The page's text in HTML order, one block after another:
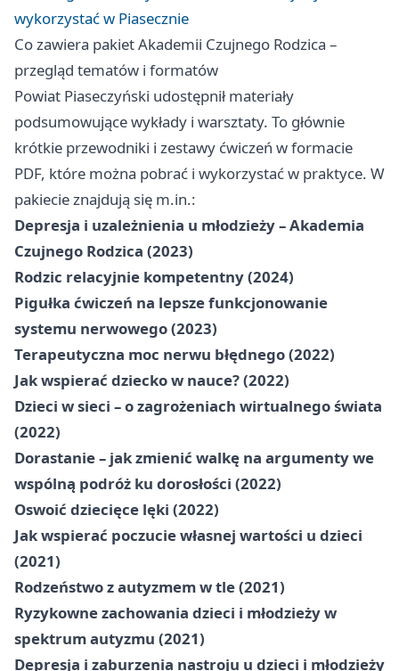
wykorzystać w Piasecznie
Co zawiera pakiet Akademii Czujnego Rodzica –
przegląd tematów i formatów
Powiat Piaseczyński udostępnił materiały
podsumowujące wykłady i warsztaty. To głównie
krótkie przewodniki i zestawy ćwiczeń w formacie
PDF, które można pobrać i wykorzystać w praktyce. W
pakiecie znajdują się m.in.:
Depresja i uzależnienia u młodzieży – Akademia
Czujnego Rodzica (2023)
Rodzic relacyjnie kompetentny (2024)
Pigułka ćwiczeń na lepsze funkcjonowanie
systemu nerwowego (2023)
Terapeutyczna moc nerwu błędnego (2022)
Jak wspierać dziecko w nauce? (2022)
Dzieci w sieci – o zagrożeniach wirtualnego świata
(2022)
Dorastanie – jak zmienić walkę na argumenty we
wspólną podróż ku dorosłości (2022)
Oswoić dziecięce lęki (2022)
Jak wspierać poczucie własnej wartości u dzieci
(2021)
Rodzeństwo z autyzmem w tle (2021)
Ryzykowne zachowania dzieci i młodzieży w
spektrum autyzmu (2021)
Depresja i zaburzenia nastroju u dzieci i młodzieży